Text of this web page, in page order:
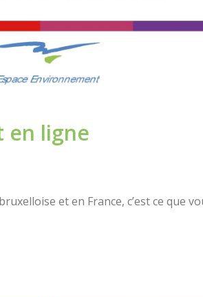
en ligne
et en France, c’est ce que